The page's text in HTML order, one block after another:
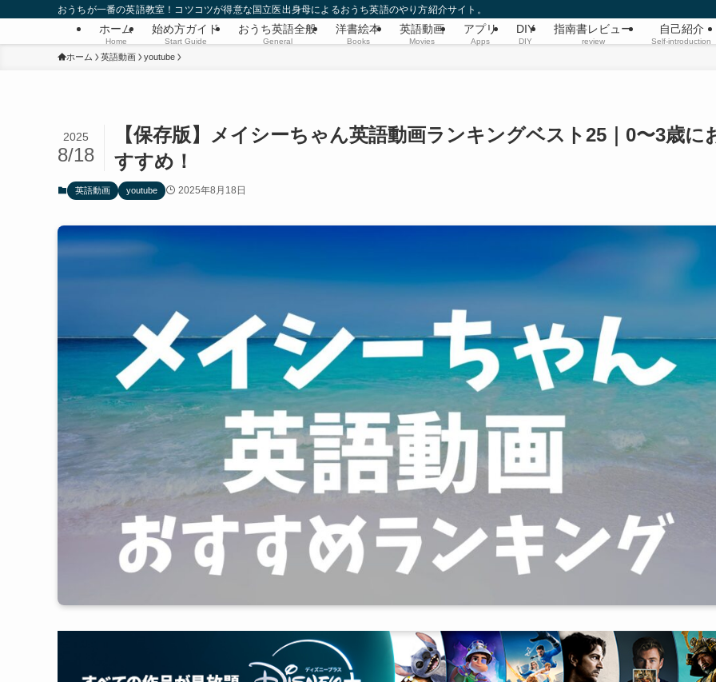
おうちが一番の英語教室！コツコツが得意な国立医出身母によるおうち英語のやり方紹介サイト。
ホーム
Home
始め方ガイド
Start Guide
おうち英語全般
General
洋書絵本
Books
英語動画
Movies
アプリ
Apps
DIY
DIY
指南書レビュー
review
自己紹介
Self-introduction
ホーム 英語動画 youtube
【保存版】メイシーちゃん英語動画ランキングベスト25｜0〜3歳に
すすめ！
2025
8/18
英語動画 youtube 2025年8月18日